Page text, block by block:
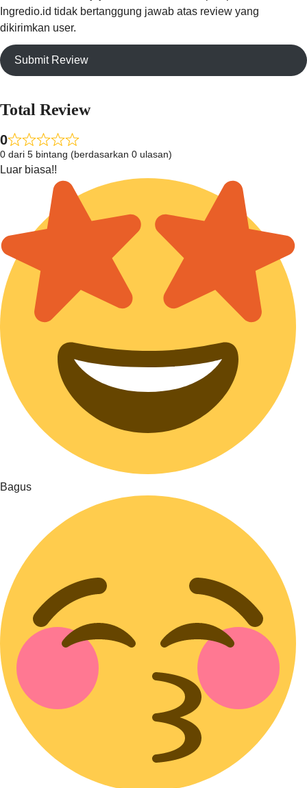
Ingredio.id tidak bertanggung jawab atas review yang
dikirimkan user.
Submit Review
Total Review
0
0 dari 5 bintang (berdasarkan 0 ulasan)
Luar biasa!!
Bagus